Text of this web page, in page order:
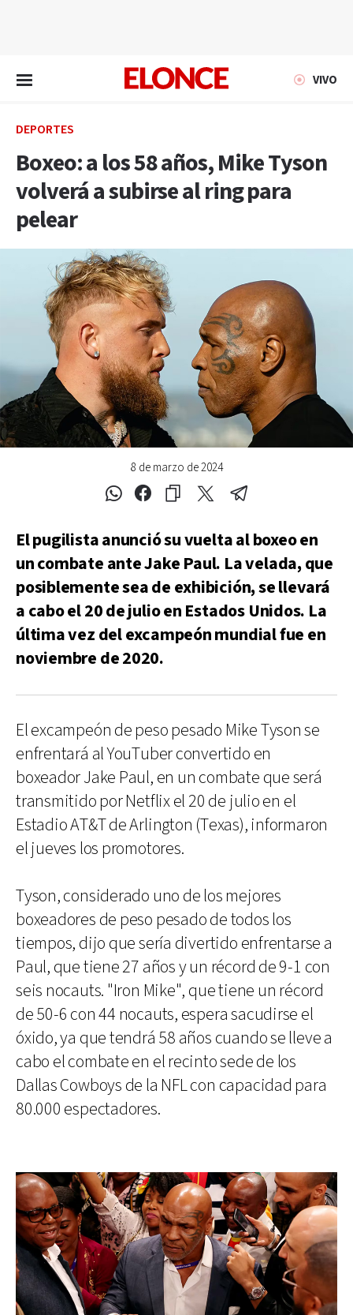
VIVO
DEPORTES
Boxeo: a los 58 años, Mike Tyson
volverá a subirse al ring para
pelear
8 de marzo de 2024
El pugilista anunció su vuelta al boxeo en
un combate ante Jake Paul. La velada, que
posiblemente sea de exhibición, se llevará
a cabo el 20 de julio en Estados Unidos. La
última vez del excampeón mundial fue en
noviembre de 2020.
El excampeón de peso pesado Mike Tyson se
enfrentará al YouTuber convertido en
boxeador Jake Paul, en un combate que será
transmitido por Netflix el 20 de julio en el
Estadio AT&T de Arlington (Texas), informaron
el jueves los promotores.
Tyson, considerado uno de los mejores
boxeadores de peso pesado de todos los
tiempos, dijo que sería divertido enfrentarse a
Paul, que tiene 27 años y un récord de 9-1 con
seis nocauts. "Iron Mike", que tiene un récord
de 50-6 con 44 nocauts, espera sacudirse el
óxido, ya que tendrá 58 años cuando se lleve a
cabo el combate en el recinto sede de los
Dallas Cowboys de la NFL con capacidad para
80.000 espectadores.